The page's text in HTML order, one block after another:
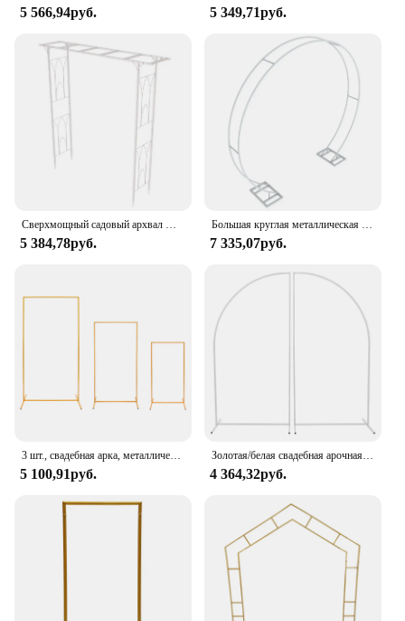
5 566,94руб. 5 349,71руб.
Сверхмощный садовый архвал Arbor Trellis альпинистское растение Свадебная вечеринка стойка для фона свода
5 384,78руб.
Большая круглая металлическая подставка для фона Свадьба Арка садовая Арка стальная рамка для свадебных помолвок юбилей вечеринок
7 335,07руб.
3 шт., свадебная арка, металлический фон, прямоугольная свадебная подставка, рамка для воздушного шара, арка, белый/золотой
5 100,91руб.
Золотая/белая свадебная арочная рамка, арка-подставка, фон, украшение, воздушный шар, арка для невесты, день рождения, 1,8 м/5,91 фута
4 364,32руб.